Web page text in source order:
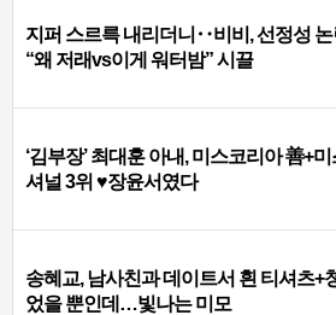
지퍼 스르륵 내리더니‥비비, 선정성
“왜 저래vs이게 워터밤” 시끌
‘김부장’ 최대훈 아내, 미스코리아 善+
셔널 3위 ♥장윤서였다
송혜교, 남사친과 데이트서 흰 티셔츠+
었을 뿐인데…빛나는 미모